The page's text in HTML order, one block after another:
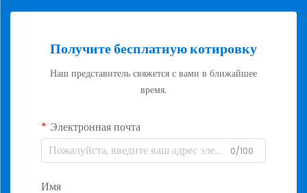
Получите бесплатную котировку
Наш представитель свяжется с вами в ближайшее
время.
Электронная почта
0/100
Имя